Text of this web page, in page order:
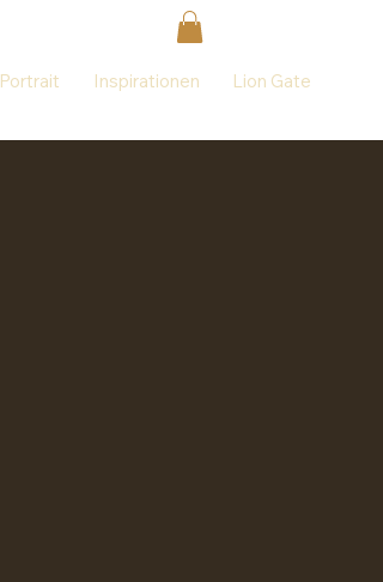
Portrait Inspirationen Lion Gate